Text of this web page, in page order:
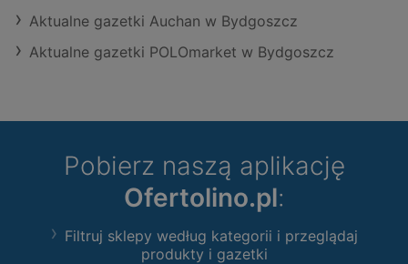
Aktualne gazetki Auchan w Bydgoszcz
Aktualne gazetki POLOmarket w Bydgoszcz
Pobierz naszą aplikację
Ofertolino.pl:
Filtruj sklepy według kategorii i przeglądaj
produkty i gazetki